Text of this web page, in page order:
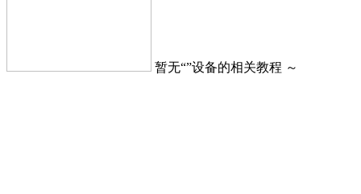
暂无“”设备的相关教程 ～